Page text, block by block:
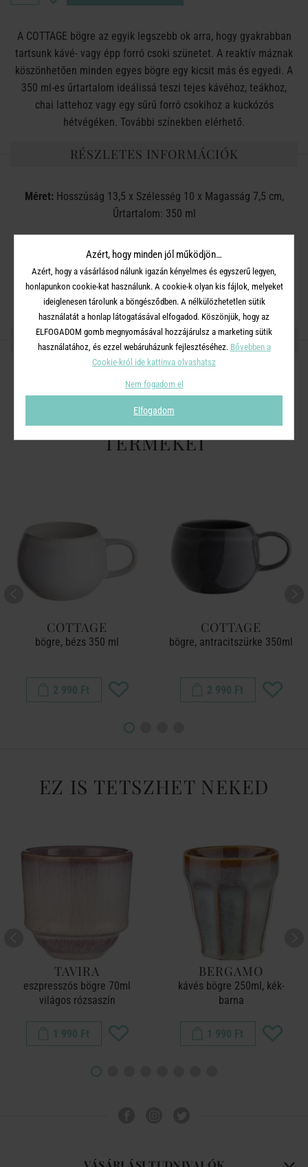
A COTTAGE bögre az egyik legszebb ok arra, hogy gyakrabban
tartsunk kávé- vagy épp forró csoki szünetet. A reaktív máznak
köszönhetően minden egyes bögre egy kicsit más és egyedi. A
350 ml-es űrtartalom ideálissá teszi tejes kávéhoz, teákhoz,
chai lattehoz vagy egy sűrű forró csokihoz a kuckózós
hétvégéken. További színekben elérhető.
RÉSZLETES INFORMÁCIÓK
Méret: Hosszúság 13,5 x Szélesség 10 x Magasság 7,5 cm,
Űrtartalom: 350 ml
Mosogatógépben tisztítható. Mikrohullámú sütőben
használható.
OSZD MEG MÁSOKKAL!
A TERMÉKCSALÁD TOVÁBBI
TERMÉKEI
COTTAGE
bögre, bézs 350 ml
2 990 Ft
COTTAGE
bögre, antracitszürke 350ml
2 990 Ft
EZ IS TETSZHET NEKED
TAVIRA
eszpresszós bögre 70ml
világos rózsaszín
1 990 Ft
BERGAMO
kávés bögre 250ml, kék-
barna
1 990 Ft
Azért, hogy minden jól működjön…
Azért, hogy a vásárlásod nálunk igazán kényelmes és egyszerű legyen,
honlapunkon cookie-kat használunk. A cookie-k olyan kis fájlok, melyeket
ideiglenesen tárolunk a böngésződben. A nélkülözhetetlen sütik
használatát a honlap látogatásával elfogadod. Köszönjük, hogy az
ELFOGADOM gomb megnyomásával hozzájárulsz a marketing sütik
használatához, és ezzel webáruházunk fejlesztéséhez. Bővebben a
Cookie-król ide kattinva olvashatsz
Nem fogadom el
Elfogadom